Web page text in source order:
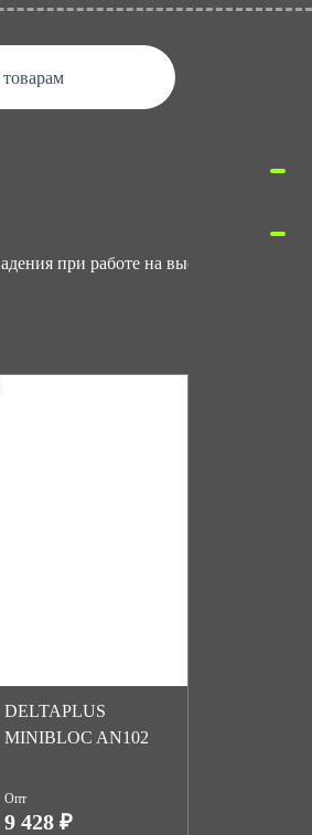
при работе на высоте
DELTAPLUS
MINIBLOC AN102
Опт
9 428 ₽